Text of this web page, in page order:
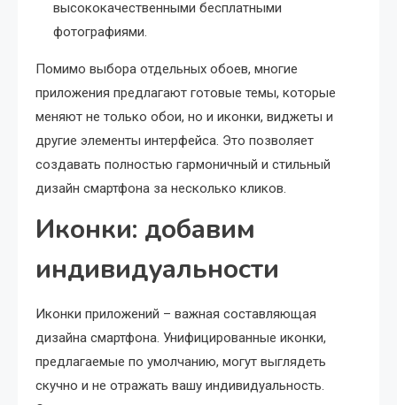
высококачественными бесплатными
фотографиями.
Помимо выбора отдельных обоев, многие
приложения предлагают готовые темы, которые
меняют не только обои, но и иконки, виджеты и
другие элементы интерфейса. Это позволяет
создавать полностью гармоничный и стильный
дизайн смартфона за несколько кликов.
Иконки: добавим
индивидуальности
Иконки приложений – важная составляющая
дизайна смартфона. Унифицированные иконки,
предлагаемые по умолчанию, могут выглядеть
скучно и не отражать вашу индивидуальность.